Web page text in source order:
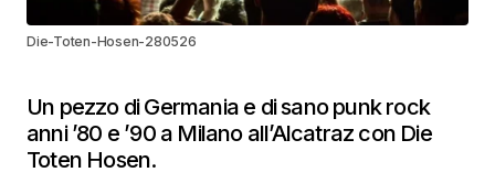
Die-Toten-Hosen-280526
Un pezzo di Germania e di sano punk rock
anni ’80 e ’90 a Milano all’Alcatraz con Die
Toten Hosen.